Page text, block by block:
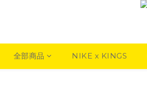
全部商品 NIKE x KINGS